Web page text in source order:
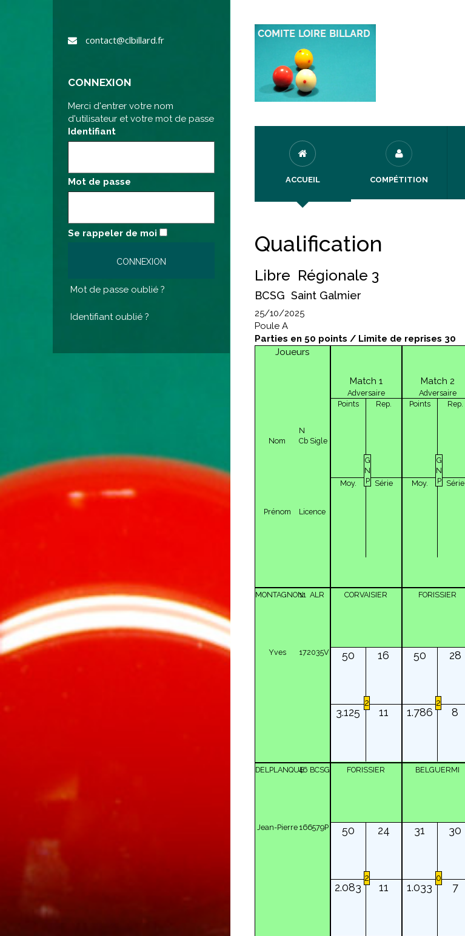
contact@clbillard.fr
CONNEXION
Merci d'entrer votre nom
d'utilisateur et votre mot de passe
Identifiant
Mot de passe
Se rappeler de moi
Mot de passe oublié ?
Identifiant oublié ?
ACCUEIL COMPÉTITION
Qualification
Libre Régionale 3
BCSG Saint Galmier
25/10/2025
Poule A
Parties en 50 points / Limite de reprises 30
Joueurs
Nom
N
Cb Sigle
Prénom Licence
Match 1
Adversaire
Points
Rep.
Moy. Série
G
N
P
Match 2
Adversaire
Points
Rep.
Moy. Série
G
N
P
MONTAGNON11 ALR
Yves 172035V
CORVAISIER
50 16
3.125 11
2
FORISSIER
50 28
1.786 8
2
DELPLANQUE46 BCSG
Jean-Pierre 166579P
FORISSIER
50 24
2.083 11
2
BELGUERMI
31 30
1.033 7
0